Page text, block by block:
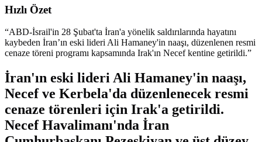
Hızlı Özet
“ABD-İsrail'in 28 Şubat'ta İran'a yönelik saldırılarında hayatını
kaybeden İran’ın eski lideri Ali Hamaney'in naaşı, düzenlenen resmi
cenaze töreni programı kapsamında Irak'ın Necef kentine getirildi.”
İran'ın eski lideri Ali Hamaney'in naaşı,
Necef ve Kerbela'da düzenlenecek resmi
cenaze törenleri için Irak'a getirildi.
Necef Havalimanı'nda İran